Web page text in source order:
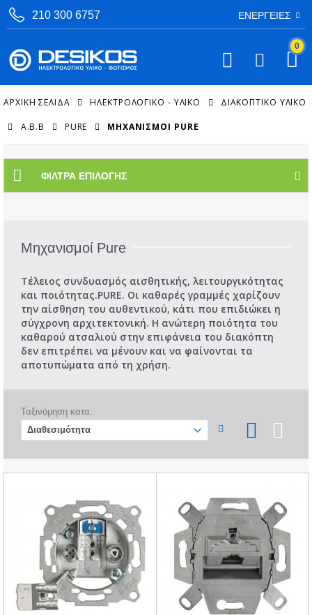
210 300 6757 ΕΝΈΡΓΕΙΕΣ
0
ΑΡΧΙΚΉ ΣΕΛΊΔΑ ΗΛΕΚΤΡΟΛΟΓΙΚΟ - ΥΛΙΚΟ ΔΙΑΚΟΠΤΙΚΌ ΥΛΙΚΌ
A.B.B PURE ΜΗΧΑΝΙΣΜΟΊ PURE
ΦΊΛΤΡΑ ΕΠΙΛΟΓΉΣ
Μηχανισμοί Pure
Τέλειος συνδυασμός αισθητικής, λειτουργικότητας
και ποιότητας.PURE. Οι καθαρές γραμμές χαρίζουν
την αίσθηση του αυθεντικού, κάτι που επιδιώκει η
σύγχρονη αρχιτεκτονική. Η ανώτερη ποιότητα του
καθαρού ατσαλιού στην επιφάνεια του διακόπτη
δεν επιτρέπει να μένουν και να φαίνονται τα
αποτυπώματα από τη χρήση.
Ταξινόμηση κατα: